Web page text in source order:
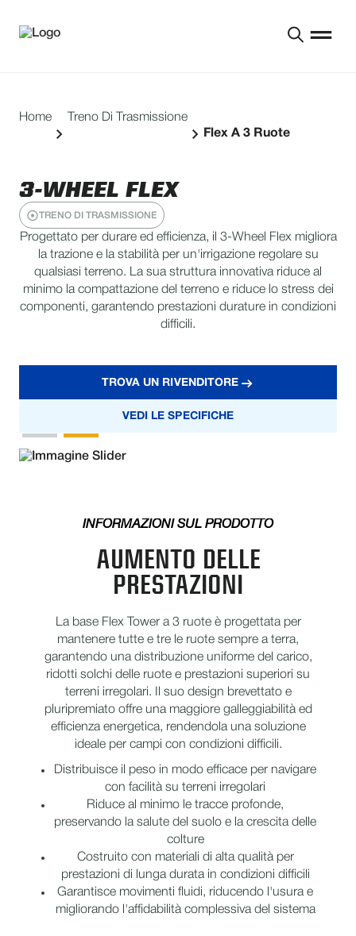
Home
Treno Di Trasmissione
Flex A 3 Ruote
3-WHEEL FLEX
TRENO DI TRASMISSIONE
Progettato per durare ed efficienza, il 3-Wheel Flex migliora
la trazione e la stabilità per un'irrigazione regolare su
qualsiasi terreno. La sua struttura innovativa riduce al
minimo la compattazione del terreno e riduce lo stress dei
componenti, garantendo prestazioni durature in condizioni
difficili.
TROVA UN RIVENDITORE
VEDI LE SPECIFICHE
INFORMAZIONI SUL PRODOTTO
AUMENTO DELLE
PRESTAZIONI
La base Flex Tower a 3 ruote è progettata per
mantenere tutte e tre le ruote sempre a terra,
garantendo una distribuzione uniforme del carico,
ridotti solchi delle ruote e prestazioni superiori su
terreni irregolari. Il suo design brevettato e
pluripremiato offre una maggiore galleggiabilità ed
efficienza energetica, rendendola una soluzione
ideale per campi con condizioni difficili.
Distribuisce il peso in modo efficace per navigare
con facilità su terreni irregolari
Riduce al minimo le tracce profonde,
preservando la salute del suolo e la crescita delle
colture
Costruito con materiali di alta qualità per
prestazioni di lunga durata in condizioni difficili
Garantisce movimenti fluidi, riducendo l'usura e
migliorando l'affidabilità complessiva del sistema